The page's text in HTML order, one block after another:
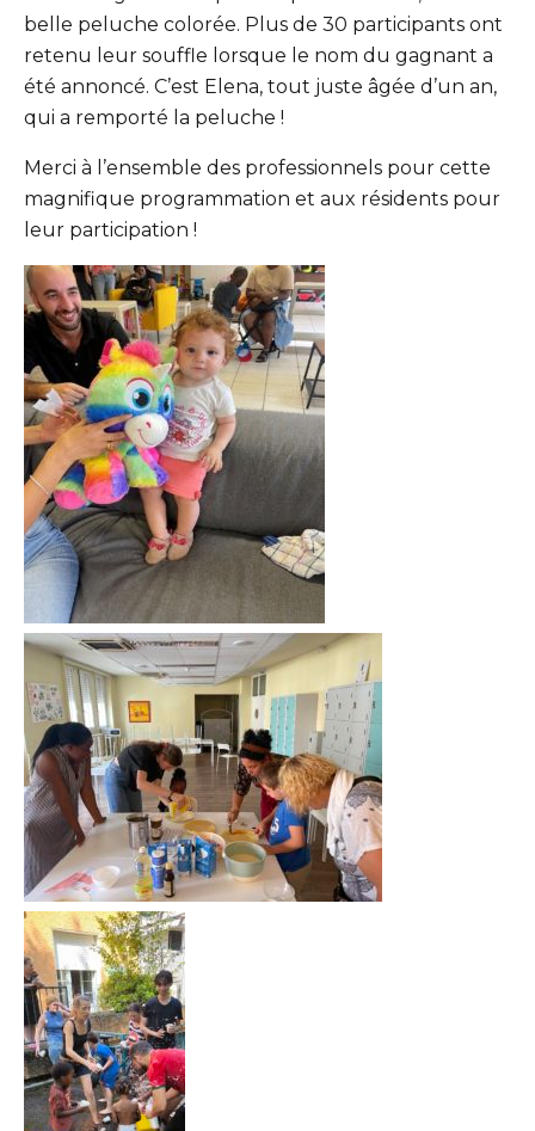
belle peluche colorée. Plus de 30 participants ont
retenu leur souffle lorsque le nom du gagnant a
été annoncé. C’est Elena, tout juste âgée d’un an,
qui a remporté la peluche !
Merci à l’ensemble des professionnels pour cette
magnifique programmation et aux résidents pour
leur participation !